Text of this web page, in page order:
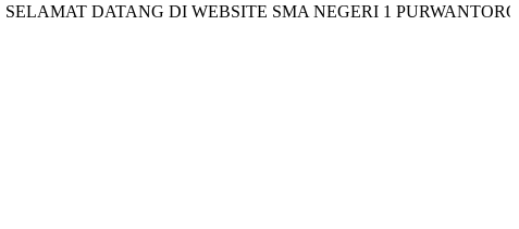
DATANG DI WEBSITE SMA NEGERI 1 PURWANTORO